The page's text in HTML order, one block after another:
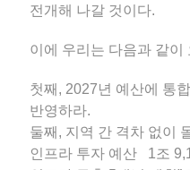
전개해 나갈 것이다.
이에 우리는 다음과 같이
첫째, 2027년 예산에 통
반영하라.
둘째, 지역 간 격차 없이
인프라 투자 예산 1조